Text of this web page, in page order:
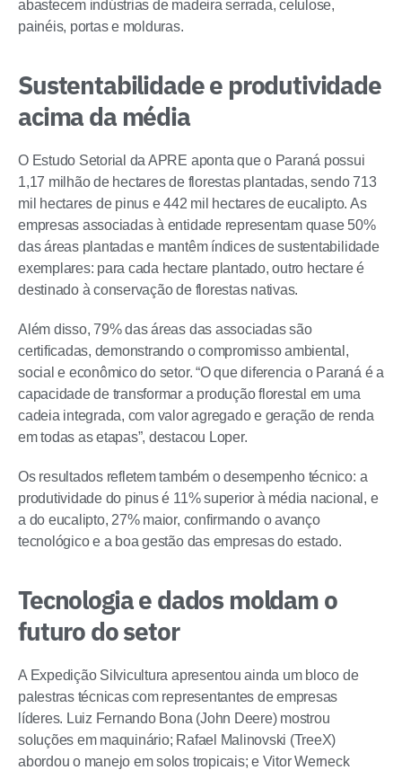
abastecem indústrias de madeira serrada, celulose,
painéis, portas e molduras.
Sustentabilidade e produtividade
acima da média
O Estudo Setorial da APRE aponta que o Paraná possui
1,17 milhão de hectares de florestas plantadas, sendo 713
mil hectares de pinus e 442 mil hectares de eucalipto. As
empresas associadas à entidade representam quase 50%
das áreas plantadas e mantêm índices de sustentabilidade
exemplares: para cada hectare plantado, outro hectare é
destinado à conservação de florestas nativas.
Além disso, 79% das áreas das associadas são
certificadas, demonstrando o compromisso ambiental,
social e econômico do setor. “O que diferencia o Paraná é a
capacidade de transformar a produção florestal em uma
cadeia integrada, com valor agregado e geração de renda
em todas as etapas”, destacou Loper.
Os resultados refletem também o desempenho técnico: a
produtividade do pinus é 11% superior à média nacional, e
a do eucalipto, 27% maior, confirmando o avanço
tecnológico e a boa gestão das empresas do estado.
Tecnologia e dados moldam o
futuro do setor
A Expedição Silvicultura apresentou ainda um bloco de
palestras técnicas com representantes de empresas
líderes. Luiz Fernando Bona (John Deere) mostrou
soluções em maquinário; Rafael Malinovski (TreeX)
abordou o manejo em solos tropicais; e Vitor Werneck